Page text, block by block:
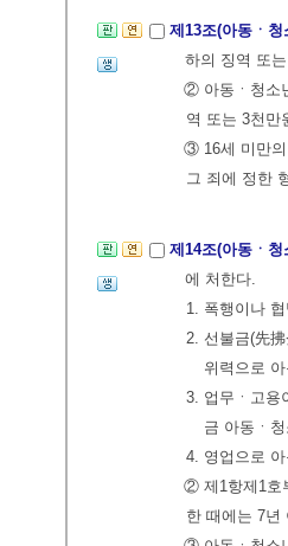
제13조(아동ㆍ
하의 징역 또
② 아동ㆍ청소
역 또는 3천
③ 16세 미만의
그 죄에 정한
제14조(아동ㆍ
에 처한다.
1. 폭행이나
2. 선불금(先
위력으로
3. 업무ㆍ고용
금 아동ㆍ
4. 영업으로
② 제1항제1호
한 때에는 7년